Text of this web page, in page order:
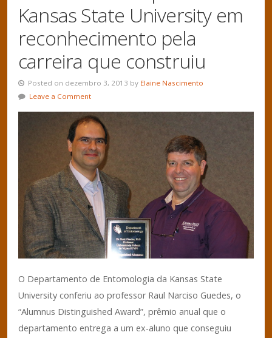
Kansas State University em
reconhecimento pela
carreira que construiu
Posted on dezembro 3, 2013 by Elaine Nascimento
Leave a Comment
O Departamento de Entomologia da Kansas State
University conferiu ao professor Raul Narciso Guedes, o
“Alumnus Distinguished Award”, prêmio anual que o
departamento entrega a um ex-aluno que conseguiu